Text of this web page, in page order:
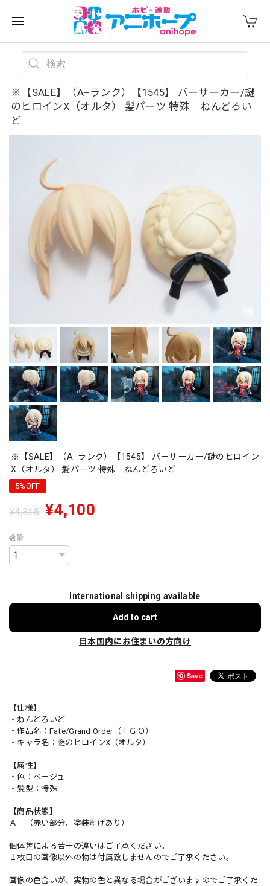
※【SALE】（A−ランク）【1545】 バーサーカー/謎
のヒロインX（オルタ） 髪パーツ 特殊 ねんどろい
ど
※【SALE】（A−ランク）【1545】 バーサーカー/謎のヒロイン
X（オルタ） 髪パーツ 特殊 ねんどろいど
5%OFF
¥4,315 ¥4,100
数量
International shipping available
Add to cart
日本国内にお住まいの方向け
Save
【仕様】
・ねんどろいど
・作品名：Fate/Grand Order（ＦＧＯ）
・キャラ名：謎のヒロインX（オルタ）
【属性】
・色：ベージュ
・髪型：特殊
【商品状態】
Ａ－（赤い部分、塗装剥げあり）
個体差による若干の違いはご了承ください。
１枚目の画像以外の物は付属致しませんのでご了承ください。
画像の色合いが、実物の色と異なる場合がございますのでご了承くだ